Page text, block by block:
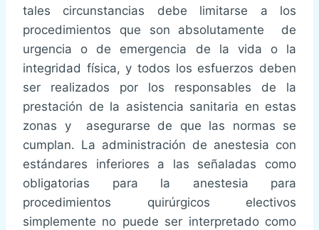
tales circunstancias debe limitarse a los
procedimientos que son absolutamente de
urgencia o de emergencia de la vida o la
integridad física, y todos los esfuerzos deben
ser realizados por los responsables de la
prestación de la asistencia sanitaria en estas
zonas y asegurarse de que las normas se
cumplan. La administración de anestesia con
estándares inferiores a las señaladas como
obligatorias para la anestesia para
procedimientos quirúrgicos electivos
simplemente no puede ser interpretado como